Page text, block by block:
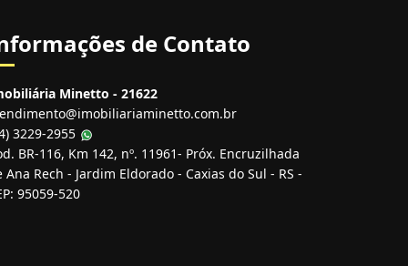
de Contato
Minetto - 21622
3229-2955
BR-116, Km 142, nº. 11961- Próx. Encruzilhada
Ana Rech - Jardim Eldorado - Caxias do Sul - RS -
95059-520